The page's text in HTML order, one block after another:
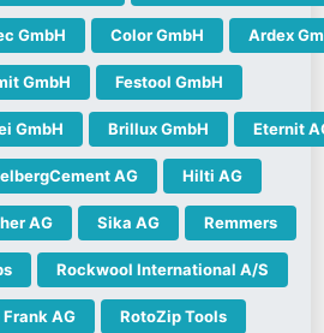
GmbH Color GmbH Ardex
GmbH Festool GmbH
GmbH Brillux GmbH Eternit
AG Hilti AG
AG Sika AG Remmers
Rockwool International A/S
Frank AG RotoZip Tools